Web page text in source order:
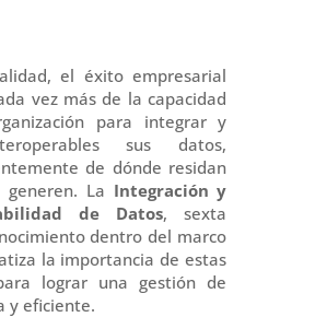
el éxito empresarial
vez más de la capacidad
para integrar y
sus datos,
de dónde residan
La Integración y
de Datos, sexta
dentro del marco
la importancia de estas
lograr una gestión de
y eficiente.